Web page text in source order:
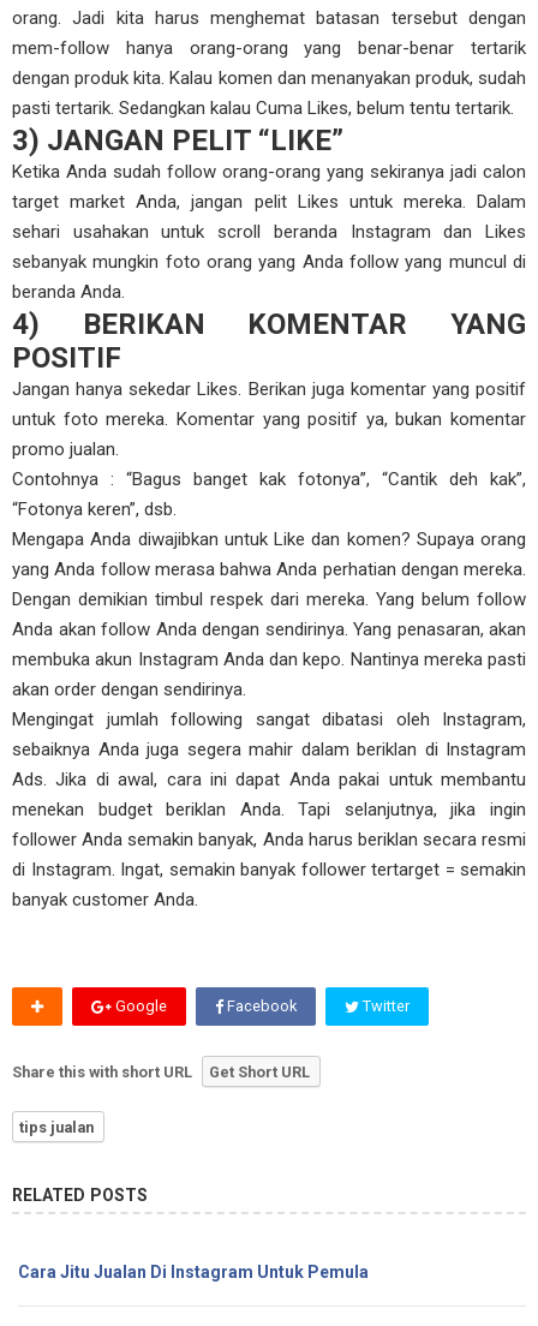
orang. Jadi kita harus menghemat batasan tersebut dengan
mem-follow hanya orang-orang yang benar-benar tertarik
dengan produk kita. Kalau komen dan menanyakan produk, sudah
pasti tertarik. Sedangkan kalau Cuma Likes, belum tentu tertarik.
3) JANGAN PELIT “LIKE”
Ketika Anda sudah follow orang-orang yang sekiranya jadi calon
target market Anda, jangan pelit Likes untuk mereka. Dalam
sehari usahakan untuk scroll beranda Instagram dan Likes
sebanyak mungkin foto orang yang Anda follow yang muncul di
beranda Anda.
4) BERIKAN KOMENTAR YANG
POSITIF
Jangan hanya sekedar Likes. Berikan juga komentar yang positif
untuk foto mereka. Komentar yang positif ya, bukan komentar
promo jualan.
Contohnya : “Bagus banget kak fotonya”, “Cantik deh kak”,
“Fotonya keren”, dsb.
Mengapa Anda diwajibkan untuk Like dan komen? Supaya orang
yang Anda follow merasa bahwa Anda perhatian dengan mereka.
Dengan demikian timbul respek dari mereka. Yang belum follow
Anda akan follow Anda dengan sendirinya. Yang penasaran, akan
membuka akun Instagram Anda dan kepo. Nantinya mereka pasti
akan order dengan sendirinya.
Mengingat jumlah following sangat dibatasi oleh Instagram,
sebaiknya Anda juga segera mahir dalam beriklan di Instagram
Ads. Jika di awal, cara ini dapat Anda pakai untuk membantu
menekan budget beriklan Anda. Tapi selanjutnya, jika ingin
follower Anda semakin banyak, Anda harus beriklan secara resmi
di Instagram. Ingat, semakin banyak follower tertarget = semakin
banyak customer Anda.
Google Facebook Twitter
Share this with short URL Get Short URL
tips jualan
RELATED POSTS
Cara Jitu Jualan Di Instagram Untuk Pemula